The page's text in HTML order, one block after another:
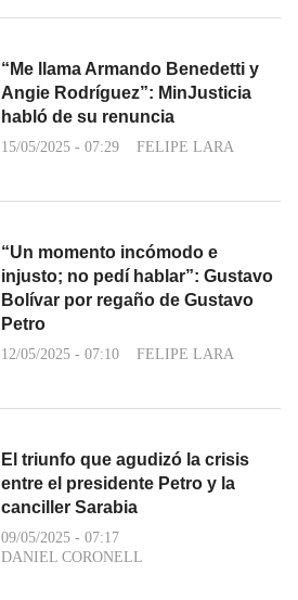
“Me llama Armando Benedetti y
Angie Rodríguez”: MinJusticia
habló de su renuncia
15/05/2025 - 07:29 FELIPE LARA
“Un momento incómodo e
injusto; no pedí hablar”: Gustavo
Bolívar por regaño de Gustavo
Petro
12/05/2025 - 07:10 FELIPE LARA
El triunfo que agudizó la crisis
entre el presidente Petro y la
canciller Sarabia
09/05/2025 - 07:17
DANIEL CORONELL